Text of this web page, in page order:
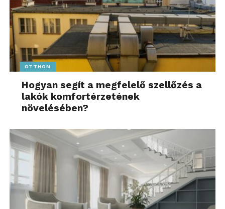
OTTHON
Hogyan segít a megfelelő szellőzés a
lakók komfortérzetének
növelésében?